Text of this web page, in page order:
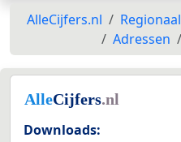
AlleCijfers.nl Regionaal
Adressen
Downloads: